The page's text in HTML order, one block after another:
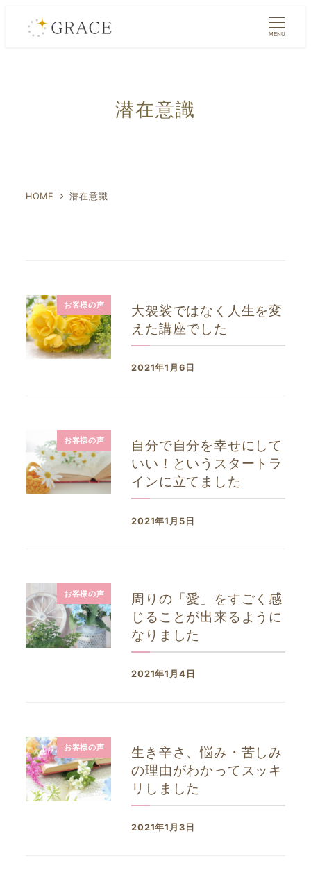
MENU
潜在意識
HOME 潜在意識
お客様の声
大袈裟ではなく人生を変
えた講座でした
投稿日
2021年1月6日
お客様の声
自分で自分を幸せにして
いい！というスタートラ
インに立てました
投稿日
2021年1月5日
お客様の声
周りの「愛」をすごく感
じることが出来るように
なりました
投稿日
2021年1月4日
お客様の声
生き辛さ、悩み・苦しみ
の理由がわかってスッキ
リしました
投稿日
2021年1月3日